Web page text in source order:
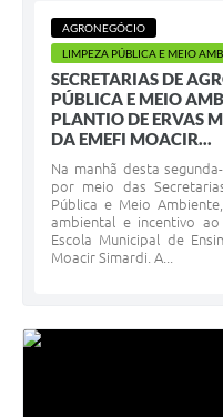
AGRONEGÓCIO
LIMPEZA PÚBLICA E MEIO
SECRETARIAS DE
PÚBLICA E MEIO
PLANTIO DE ERVAS
DA EMEFI MOACIR...
Na manhã desta
por meio das
Pública e Meio
ambiental e incentivo
Escola Municipal de
Moacir Simardi. A...